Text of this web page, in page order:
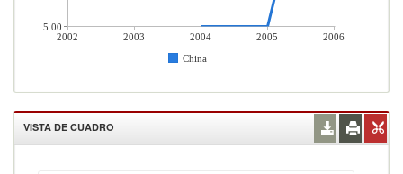
2002 2003 2004 2005
2006
China
5.00
VISTA DE CUADRO